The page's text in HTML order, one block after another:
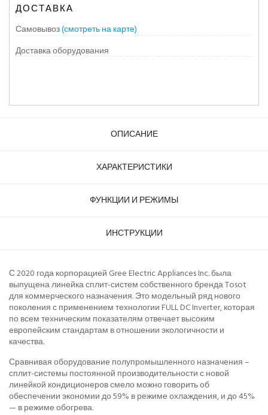
ДОСТАВКА
Самовывоз(смотреть на карте)
Доставка оборудования
ОПИСАНИЕ
ХАРАКТЕРИСТИКИ
ФУНКЦИИ И РЕЖИМЫ
ИНСТРУКЦИИ
С 2020 года корпорацией Gree Electric Appliances Inc. была
выпущена линейка сплит-систем собственного бренда Tosot
для коммерческого назначения. Это модельный ряд нового
поколения с применением технологии FULL DC Inverter, которая
по всем техническим показателям отвечает высоким
европейским стандартам в отношении экологичности и
качества.
Сравнивая оборудование полупромышленного назначения –
сплит-системы постоянной производительности с новой
линейкой кондиционеров смело можно говорить об
обеспечении экономии до 59% в режиме охлаждения, и до 45%
— в режиме обогрева.